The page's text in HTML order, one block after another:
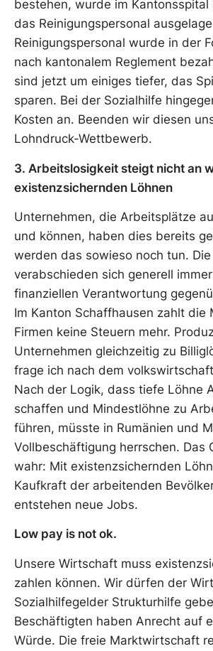
bestehen, wurde im Kantonsspital
das Reinigungspersonal
Reinigungspersonal wurde in der
nach kantonalem Reglement
sind jetzt um einiges tiefer, das
sparen. Bei der Sozialhilfe
Kosten an. Beenden wir diesen
Lohndruck-Wettbewerb.
3. Arbeitslosigkeit steigt nicht an
existenzsichernden Löhnen
Unternehmen, die Arbeitsplätze
und können, haben dies bereits
werden das sowieso noch tun.
verabschieden sich generell
finanziellen Verantwortung
Im Kanton Schaffhausen zahlt die
Firmen keine Steuern mehr.
Unternehmen gleichzeitig zu
frage ich nach dem
Nach der Logik, dass tiefe Löhne
schaffen und Mindestlöhne zu
führen, müsste in Rumänien und
Vollbeschäftigung herrschen. Das
wahr: Mit existenzsichernden
Kaufkraft der arbeitenden
entstehen neue Jobs.
Low pay is not ok.
Unsere Wirtschaft muss
zahlen können. Wir dürfen der
Sozialhilfegelder Strukturhilfe
Beschäftigten haben Anrecht auf
Würde. Die freie Marktwirtschaft